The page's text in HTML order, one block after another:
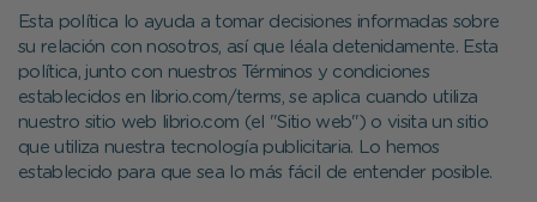
Esta política lo ayuda a tomar decisiones informadas sobre
su relación con nosotros, así que léala detenidamente. Esta
política, junto con nuestros Términos y condiciones
establecidos en librio.com/terms, se aplica cuando utiliza
nuestro sitio web librio.com (el "Sitio web") o visita un sitio
que utiliza nuestra tecnología publicitaria. Lo hemos
establecido para que sea lo más fácil de entender posible.